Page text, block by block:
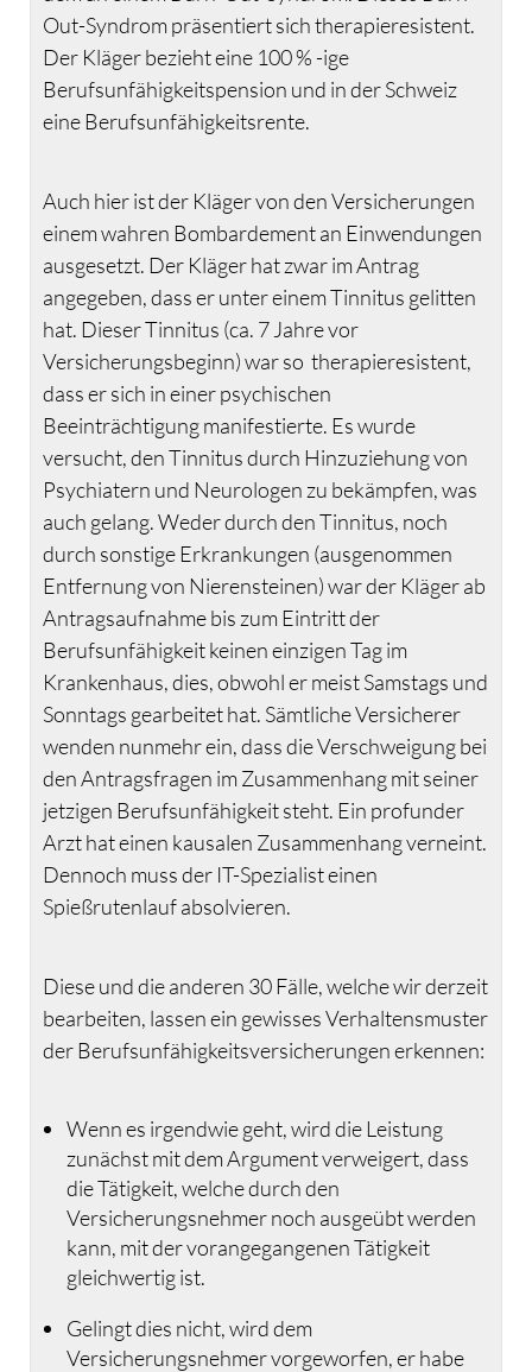
Out-Syndrom präsentiert sich therapieresistent.
Der Kläger bezieht eine 100 % -ige
Berufsunfähigkeitspension und in der Schweiz
eine Berufsunfähigkeitsrente.
Auch hier ist der Kläger von den Versicherungen
einem wahren Bombardement an Einwendungen
ausgesetzt. Der Kläger hat zwar im Antrag
angegeben, dass er unter einem Tinnitus gelitten
hat. Dieser Tinnitus (ca. 7 Jahre vor
Versicherungsbeginn) war so therapieresistent,
dass er sich in einer psychischen
Beeinträchtigung manifestierte. Es wurde
versucht, den Tinnitus durch Hinzuziehung von
Psychiatern und Neurologen zu bekämpfen, was
auch gelang. Weder durch den Tinnitus, noch
durch sonstige Erkrankungen (ausgenommen
Entfernung von Nierensteinen) war der Kläger ab
Antragsaufnahme bis zum Eintritt der
Berufsunfähigkeit keinen einzigen Tag im
Krankenhaus, dies, obwohl er meist Samstags und
Sonntags gearbeitet hat. Sämtliche Versicherer
wenden nunmehr ein, dass die Verschweigung bei
den Antragsfragen im Zusammenhang mit seiner
jetzigen Berufsunfähigkeit steht. Ein profunder
Arzt hat einen kausalen Zusammenhang verneint.
Dennoch muss der IT-Spezialist einen
Spießrutenlauf absolvieren.
Diese und die anderen 30 Fälle, welche wir derzeit
bearbeiten, lassen ein gewisses Verhaltensmuster
der Berufsunfähigkeitsversicherungen erkennen:
Wenn es irgendwie geht, wird die Leistung
zunächst mit dem Argument verweigert, dass
die Tätigkeit, welche durch den
Versicherungsnehmer noch ausgeübt werden
kann, mit der vorangegangenen Tätigkeit
gleichwertig ist.
Gelingt dies nicht, wird dem
Versicherungsnehmer vorgeworfen, er habe